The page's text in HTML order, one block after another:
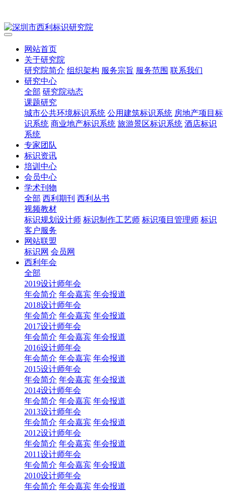
网站首页
关于研究院
研究院简介 组织架构 服务宗旨 服务范围 联系我们
研究中心
全部 研究院动态
课题研究
城市公共环境标识系统 公用建筑标识系统 房地产项目标
识系统 商业地产标识系统 旅游景区标识系统 酒店标识
系统
专家团队
标识资讯
培训中心
会员中心
学术刊物
全部 西利期刊 西利丛书
视频教材
标识规划设计师 标识制作工艺师 标识项目管理师 标识
客户服务
网站联盟
标识网 会员网
西利年会
全部
2019设计师年会
年会简介 年会嘉宾 年会报道
2018设计师年会
年会简介 年会嘉宾 年会报道
2017设计师年会
年会简介 年会嘉宾 年会报道
2016设计师年会
年会简介 年会嘉宾 年会报道
2015设计师年会
年会简介 年会嘉宾 年会报道
2014设计师年会
年会简介 年会嘉宾 年会报道
2013设计师年会
年会简介 年会嘉宾 年会报道
2012设计师年会
年会简介 年会嘉宾 年会报道
2011设计师年会
年会简介 年会嘉宾 年会报道
2010设计师年会
年会简介 年会嘉宾 年会报道